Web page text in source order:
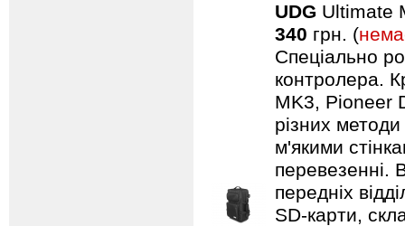
UDG Ultimate
340 грн. (
Спеціально
контролера.
MK3, Pioneer
різних
м'якими
перевезенні.
передніх
SD-карти,